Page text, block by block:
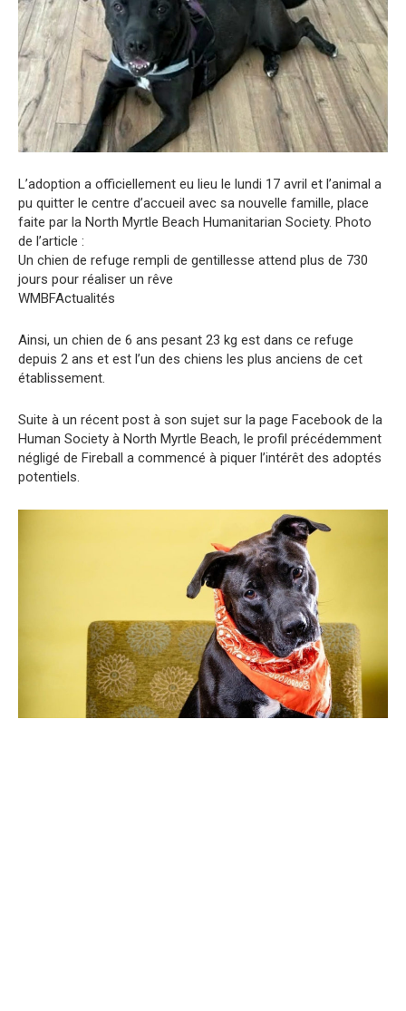
L’adoption a officiellement eu lieu le lundi 17 avril et l’animal a
pu quitter le centre d’accueil avec sa nouvelle famille, place
faite par la North Myrtle Beach Humanitarian Society. Photo
de l’article :
Un chien de refuge rempli de gentillesse attend plus de 730
jours pour réaliser un rêve
WMBFActualités
Ainsi, un chien de 6 ans pesant 23 kg est dans ce refuge
depuis 2 ans et est l’un des chiens les plus anciens de cet
établissement.
Suite à un récent post à son sujet sur la page Facebook de la
Human Society à North Myrtle Beach, le profil précédemment
négligé de Fireball a commencé à piquer l’intérêt des adoptés
potentiels.